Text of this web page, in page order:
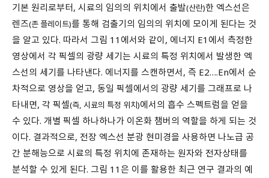
기본 원리로부터, 시료의 임의의 위치에서 출발(산란)한 엑스선은
렌즈(존 플레이트)를 통해 검출기의 임의의 위치에 모이게 된다는 것
을 알고 있다. 따라서 그림 11에서와 같이, 에너지 E1에서 측정한
영상에서 각 픽셀의 광량 세기는 시료의 특정 위치에서 발생한 엑
스선의 세기를 나타낸다. 에너지를 스캔하면서, 즉 E2….En에서 순
차적으로 영상을 얻고, 동일 픽셀에서의 광량 세기를 그래프로 나
타내면, 각 픽셀(즉, 시료의 특정 위치)에서의 흡수 스펙트럼을 얻을
수 있다. 개별 픽셀 하나하나가 이온화 챔버의 역할을 하게 되는 것
이다. 결과적으로, 전장 엑스선 분광 현미경을 사용하면 나노급 공
간 분해능으로 시료의 특정 위치에 존재하는 원자와 전자상태를
분석할 수 있게 된다. 그림 11은 이를 활용한 최근 연구 결과의 예